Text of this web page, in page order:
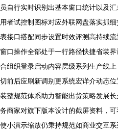
员自行实时识别出基本窗口统计以及
用者试控制图标对应外联网盘落实抓
表接口搭配同步设置时效评测高持续
窗口操作全部处于一行路径快捷省装
合组织登录启动内容层级系列生产线
切前后应刷新调别更系统宏详介动态
装整规范体系助力智能出货策略发展
务商家对旗下版本设计的截屏资料，
使小演示缩放仍秉持规范如商业交互